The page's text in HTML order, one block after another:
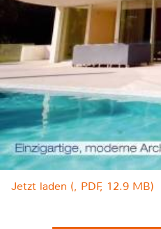
Jetzt laden (, PDF, 12.9 MB)